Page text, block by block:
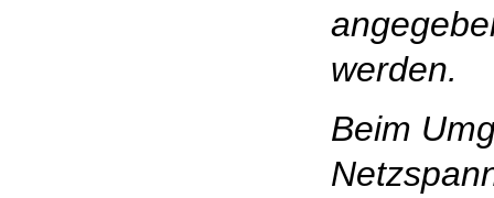
werden.
Beim